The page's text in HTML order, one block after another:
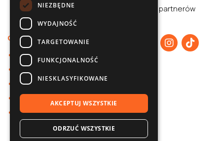
70mai dla partnerów
O nas
O 70mai
Polityka prywatności
Współpraca B2B
Baza wiedzy
Kontakt
NIEZBĘDNE
WYDAJNOŚĆ
TARGETOWANIE
FUNKCJONALNOŚĆ
NIESKLASYFIKOWANE
AKCEPTUJ WSZYSTKIE
ODRZUĆ WSZYSTKIE